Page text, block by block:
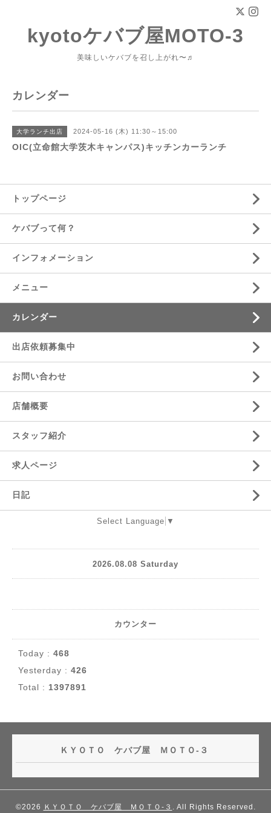
kyotoケバブ屋MOTO-3
美味しいケバブを召し上がれ〜♬
カレンダー
大学ランチ出店 2024-05-16 (木) 11:30～15:00
OIC(立命館大学茨木キャンパス)キッチンカーランチ
トップページ
ケバブって何？
インフォメーション
メニュー
カレンダー
出店依頼募集中
お問い合わせ
店舗概要
スタッフ紹介
求人ページ
日記
Select Language ▼
2026.08.08 Saturday
カウンター
Today : 468
Yesterday : 426
Total : 1397891
ＫＹＯＴＯ ケバブ屋 ＭＯＴＯ-３
©2026 ＫＹＯＴＯ ケバブ屋 ＭＯＴＯ-３ . All Rights Reserved.